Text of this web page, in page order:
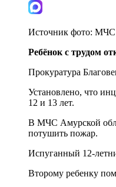
Источник фото: МЧС
Ребёнок с трудом
Прокуратура
Установлено, что
12 и 13 лет.
В МЧС Амурской
потушить пожар.
Испуганный 12-
Второму ребенку